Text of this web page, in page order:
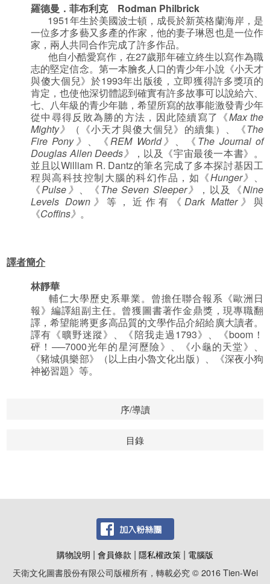
羅德曼．菲布利克 Rodman Philbrick
1951年生於美國波士頓，成長於新英格蘭海岸，是
一位多才多藝又多產的作家，他的妻子琳恩也是一位作
家，兩人共同合作完成了許多作品。
他自小酷愛寫作，在27歲那年確立終生以寫作為職
志的堅定信念。第一本膾炙人口的青少年小說《小天才
與傻大個兒》於1993年出版後，立即獲得許多獎項的
肯定，也使他深切體認到確實有許多故事可以說給六、
七、八年級的青少年聽，希望所寫的故事能激發青少年
從中尋得反敗為勝的方法，因此陸續寫了《Max the
Mighty》 （《小天才與傻大個兒》的續集）、《The
Fire Pony》 、《 REM World》 、《 The Journal of
Douglas Allen Deeds》
，以及《宇宙最後一本書》。
並且以William R. Dantz的筆名完成了多本探討基因工
程與高科技控制大腦的科幻作品，如《Hunger》
《Pulse 》 、《 The Seven Sleeper》 ，以及《Nine
Levels Down》 等，近作有《 Dark Matter》 與
《Coffins》 。
譯者簡介
林靜華
輔仁大學歷史系畢業。曾擔任聯合報系《歐洲日
報》編譯組副主任。曾獲圖書著作金鼎獎，現專職翻
譯，希望能將更多高品質的文學作品介紹給廣大讀者。
譯有《曠野迷蹤》、《陪我走過1793》、《boom！
砰！──7000光年的星河歷險》、《小龜的天堂》、
《豬城俱樂部》（以上由小魯文化出版）、《深夜小狗
神祕習題》等。
序/導讀
目錄
購物說明 | 會員條款 | 隱私權政策 | 電腦版
天衛文化圖書股份有限公司版權所有，轉載必究 © 2016 Tien-Wei